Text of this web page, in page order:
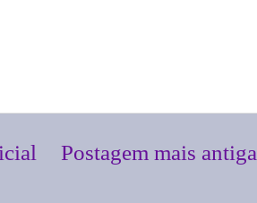
Postagem mais antiga